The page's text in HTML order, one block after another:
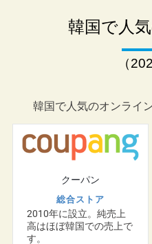
韓国で人
（
韓国で人気のオンライ
クーパン
総合ストア
2010年に設立。純売上
高はほぼ韓国での売上で
す。